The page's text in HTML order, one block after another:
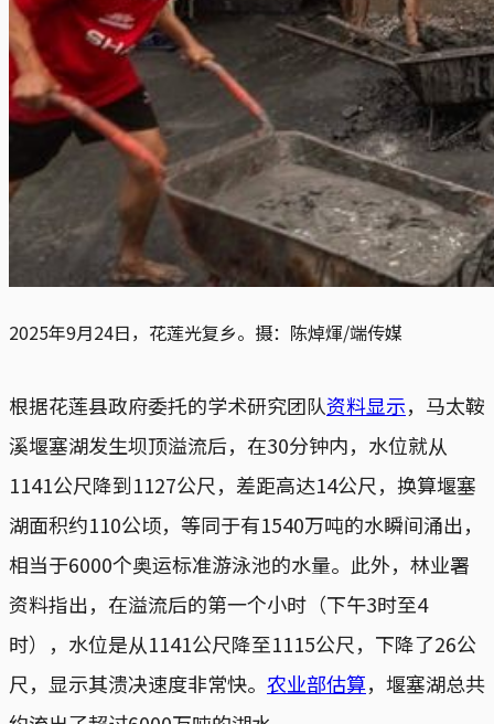
2025年9月24日，花莲光复乡。摄：陈焯煇/端传媒
根据花莲县政府委托的学术研究团队资料显示，马太鞍
溪堰塞湖发生坝顶溢流后，在30分钟内，水位就从
1141公尺降到1127公尺，差距高达14公尺，换算堰塞
湖面积约110公顷，等同于有1540万吨的水瞬间涌出，
相当于6000个奥运标准游泳池的水量。此外，林业署
资料指出，在溢流后的第一个小时（下午3时至4
时），水位是从1141公尺降至1115公尺，下降了26公
尺，显示其溃决速度非常快。 农业部估算，堰塞湖总共